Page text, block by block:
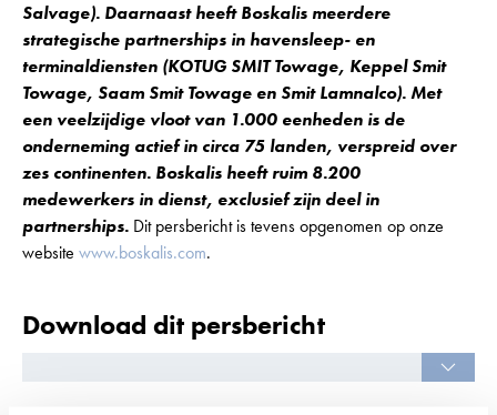
Salvage). Daarnaast heeft Boskalis meerdere
strategische partnerships in havensleep- en
terminaldiensten (KOTUG SMIT Towage, Keppel Smit
Towage, Saam Smit Towage en Smit Lamnalco). Met
een veelzijdige vloot van 1.000 eenheden is de
onderneming actief in circa 75 landen, verspreid over
zes continenten. Boskalis heeft ruim 8.200
medewerkers in dienst, exclusief zijn deel in
partnerships. Dit persbericht is tevens opgenomen op onze
website www.boskalis.com.
Download dit persbericht